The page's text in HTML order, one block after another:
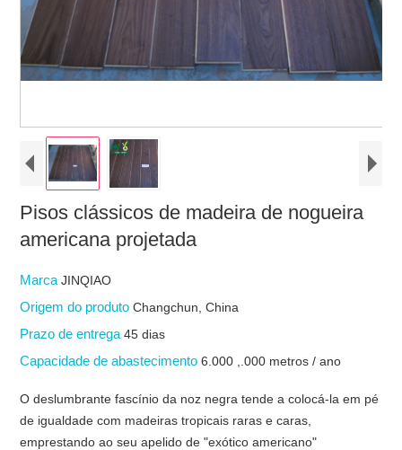
Pisos clássicos de madeira de nogueira
americana projetada
MarcaJINQIAO
Origem do produtoChangchun, China
Prazo de entrega45 dias
Capacidade de abastecimento6.000 ,.000 metros / ano
O deslumbrante fascínio da noz negra tende a colocá-la em pé
de igualdade com madeiras tropicais raras e caras,
emprestando ao seu apelido de "exótico americano"